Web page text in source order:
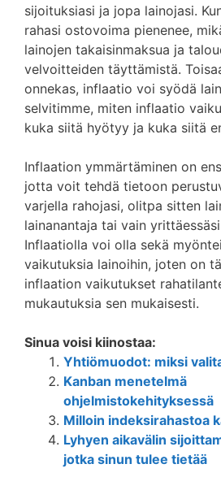
sijoituksiasi ja jopa lainojasi.
rahasi ostovoima pienenee,
lainojen takaisinmaksua ja
velvoitteiden täyttämistä.
onnekas, inflaatio voi syödä
selvitimme, miten inflaatio
kuka siitä hyötyy ja kuka siitä
Inflaation ymmärtäminen on
jotta voit tehdä tietoon
varjella rahojasi, olitpa sitten
lainanantaja tai vain
Inflaatiolla voi olla sekä
vaikutuksia lainoihin, joten on
inflaation vaikutukset
mukautuksia sen mukaisesti.
Sinua voisi kiinostaa:
Yhtiömuodot: miksi
Kanban menetelmä
ohjelmistokehityksessä
Milloin indeksirahastoa
Lyhyen aikavälin
jotka sinun tulee tietää